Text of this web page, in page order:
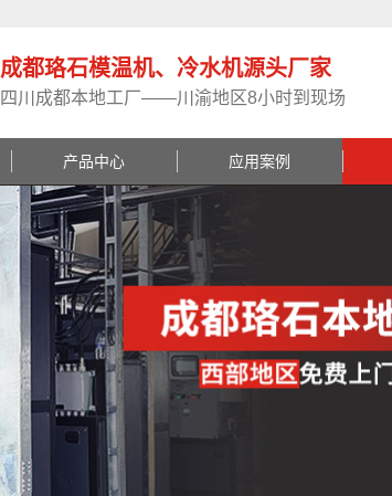
成都珞石模温机、冷水机源头厂家
四川成都本地工厂——川渝地区8小时到现场
产品中心 应用案例